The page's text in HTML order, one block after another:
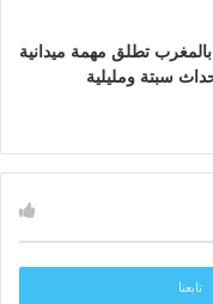
بالمغرب تطلق مهمة ميدانية
سبتة ومليلية
تابعنا